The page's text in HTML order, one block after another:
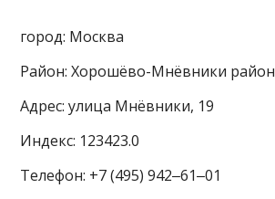
город: Москва
Район: Хорошёво-Мнёвники район
Адрес: улица Мнёвники, 19
Индекс: 123423.0
Телефон: +7 (495) 942‒61‒01